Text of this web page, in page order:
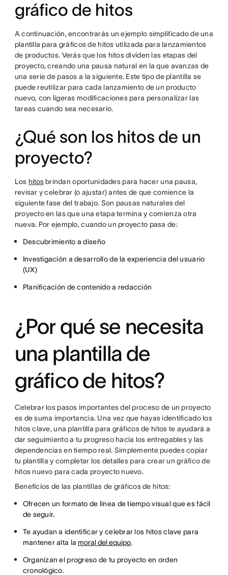
gráfico de hitos
A continuación, encontrarás un ejemplo simplificado de una
plantilla para gráficos de hitos utilizada para lanzamientos
de productos. Verás que los hitos dividen las etapas del
proyecto, creando una pausa natural en la que avanzas de
una serie de pasos a la siguiente. Este tipo de plantilla se
puede reutilizar para cada lanzamiento de un producto
nuevo, con ligeras modificaciones para personalizar las
tareas cuando sea necesario.
¿Qué son los hitos de un
proyecto?
Los hitosbrindan oportunidades para hacer una pausa,
revisar y celebrar (o ajustar) antes de que comience la
siguiente fase del trabajo. Son pausas naturales del
proyecto en las que una etapa termina y comienza otra
nueva. Por ejemplo, cuando un proyecto pasa de:
Descubrimiento a diseño
Investigación a desarrollo de la experiencia del usuario
(UX)
Planificación de contenido a redacción
¿Por qué se necesita
una plantilla de
gráfico de hitos?
Celebrar los pasos importantes del proceso de un proyecto
es de suma importancia. Una vez que hayas identificado los
hitos clave, una plantilla para gráficos de hitos te ayudará a
dar seguimiento a tu progreso hacia los entregables y las
dependencias en tiempo real. Simplemente puedes copiar
tu plantilla y completar los detalles para crear un gráfico de
hitos nuevo para cada proyecto nuevo.
Beneficios de las plantillas de gráficos de hitos:
Ofrecen un formato de línea de tiempo visual que es fácil
de seguir.
Te ayudan a identificar y celebrar los hitos clave para
mantener alta lamoral del equipo.
Organizan el progreso de tu proyecto en orden
cronológico.